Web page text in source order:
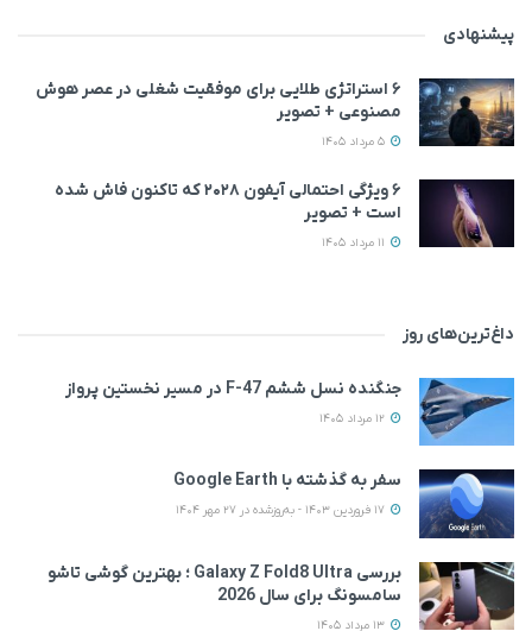
پیشنهادی
۶ استراتژی طلایی برای موفقیت شغلی در عصر هوش
مصنوعی + تصویر
۶ ویژگی احتمالی آیفون ۲۰۲۸ که تاکنون فاش شده
است + تصویر
داغ‌ترین‌های روز
جنگنده نسل ششم F-47 در مسیر نخستین پرواز
سفر به گذشته با Google Earth
بررسی Galaxy Z Fold8 Ultra ؛ بهترین گوشی تاشو
سامسونگ برای سال 2026